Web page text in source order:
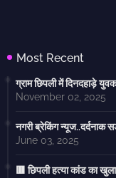
Most Recent
ग्राम छिपली में दिनदहाड़े
November 02, 2025
नगरी ब्रेकिंग न्यूज..दर्दनाक
June 03, 2025
🟥 छिपली हत्या कांड का